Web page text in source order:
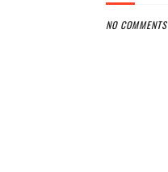
NO COMMENTS